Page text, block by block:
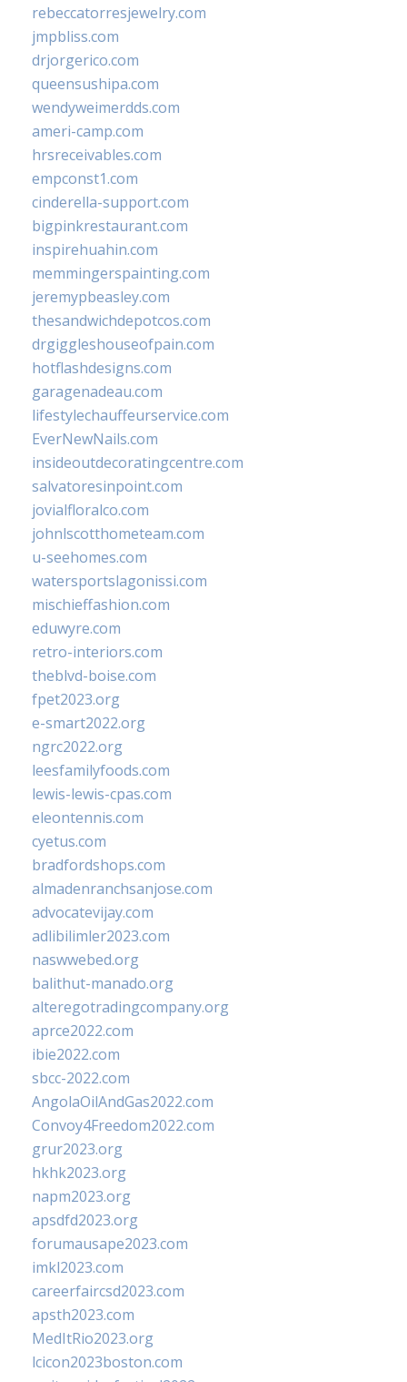
rebeccatorresjewelry.com
jmpbliss.com
drjorgerico.com
queensushipa.com
wendyweimerdds.com
ameri-camp.com
hrsreceivables.com
empconst1.com
cinderella-support.com
bigpinkrestaurant.com
inspirehuahin.com
memmingerspainting.com
jeremypbeasley.com
thesandwichdepotcos.com
drgiggleshouseofpain.com
hotflashdesigns.com
garagenadeau.com
lifestylechauffeurservice.com
EverNewNails.com
insideoutdecoratingcentre.com
salvatoresinpoint.com
jovialfloralco.com
johnlscotthometeam.com
u-seehomes.com
watersportslagonissi.com
mischieffashion.com
eduwyre.com
retro-interiors.com
theblvd-boise.com
fpet2023.org
e-smart2022.org
ngrc2022.org
leesfamilyfoods.com
lewis-lewis-cpas.com
eleontennis.com
cyetus.com
bradfordshops.com
almadenranchsanjose.com
advocatevijay.com
adlibilimler2023.com
naswwebed.org
balithut-manado.org
alteregotradingcompany.org
aprce2022.com
ibie2022.com
sbcc-2022.com
AngolaOilAndGas2022.com
Convoy4Freedom2022.com
grur2023.org
hkhk2023.org
napm2023.org
apsdfd2023.org
forumausape2023.com
imkl2023.com
careerfaircsd2023.com
apsth2023.com
MedItRio2023.org
lcicon2023boston.com